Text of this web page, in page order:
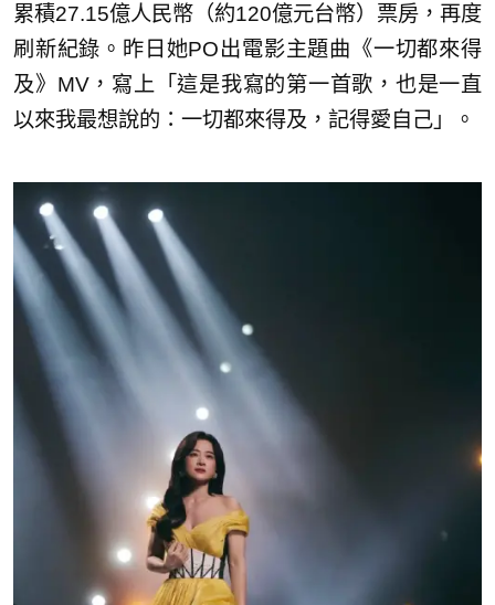
累積27.15億人民幣（約120億元台幣）票房，再度
刷新紀錄。昨日她PO出電影主題曲《一切都來得
及》MV，寫上「這是我寫的第一首歌，也是一直
以來我最想說的：一切都來得及，記得愛自己」。